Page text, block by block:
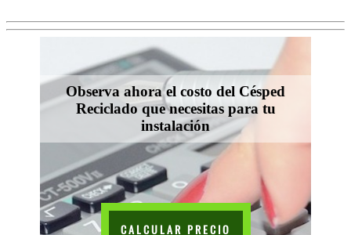
Observa ahora el costo del Césped
Reciclado que necesitas para tu
instalación
CALCULAR PRECIO